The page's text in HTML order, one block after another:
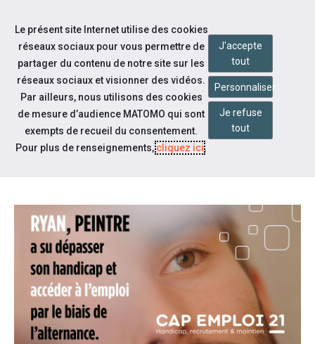
Aller au contenu
Nos actualités
L’ALTERNANCE, UN VRAI
Le présent site Internet utilise des cookies
réseaux sociaux pour vous permettre de
partager du contenu de notre site sur les
réseaux sociaux et visionner des vidéos.
Par ailleurs, nous utilisons des cookies
de mesure d’audience MATOMO qui sont
exempts de recueil du consentement.
Pour plus de renseignements,cliquez ici.
J'accepte
tout
Personnaliser
Je refuse
tout